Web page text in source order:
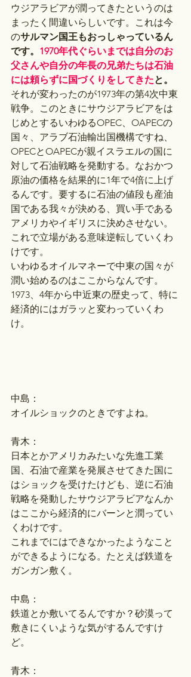
ウジアラビアが潤ってきたというのは
まったく間違いらしいです。これは今
のサルマン国王もおっしゃっているん
です。 1970年代ぐらいまでは自分のお
父さんや自分の年長の兄弟たちは石油
には頼らずに国づくりをしてきたと。
それが変わったのが1973年の第4次中東
戦争。このときにサウジアラビアをは
じめとするいわゆるOPEC、OAPECの
国々、アラブ石油輸出国機構ですね、
OPECとOAPECが親イスラエルの国に
対して石油戦略を発動する。なおかつ
原油の価格を結果的に1年で4倍に上げ
るんです。要するに石油の値段も産油
国である我々が決める、買い手である
アメリカやイギリスに決めさせない。
これで立場がある意味逆転していくわ
けです。
いわゆるオイルマネーで中東の国々が
潤い始めるのはここからなんです。
1973、4年から中近東の歴史って、特に
経済的にはガラッと変わっていくわ
け。
中島：
オイルショックのときですよね。
青木：
日本とかアメリカみたいな先進工業
国、石油で産業を発展させてきた国に
はショックを受けたけども、逆に石油
戦略を発動したサウジアラビアなんか
はここから経済的にバーンと潤ってい
くわけです。
これまでにはできなかったようなこと
ができるようになる。たとえば鉄道を
ガンガン敷く。
中島：
鉄道とか敷いてるんですか？砂漠って
敷きにくいような気がするんですけ
ど。
青木：